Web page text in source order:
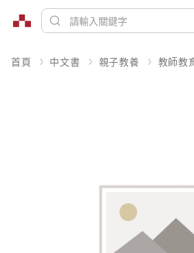
首頁 中文書 親子教養 教師教